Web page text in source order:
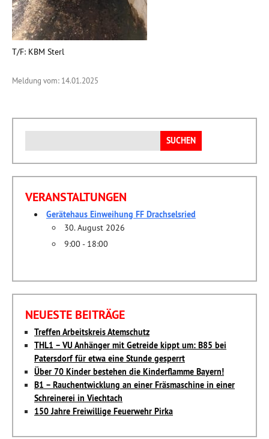
T/F: KBM Sterl
Meldung vom: 14.01.2025
nach:
VERANSTALTUNGEN
Gerätehaus Einweihung FF Drachselsried
30. August 2026
9:00 - 18:00
NEUESTE BEITRÄGE
Treffen Arbeitskreis Atemschutz
THL1 – VU Anhänger mit Getreide kippt um: B85 bei
Patersdorf für etwa eine Stunde gesperrt
Über 70 Kinder bestehen die Kinderflamme Bayern!
B1 – Rauchentwicklung an einer Fräsmaschine in einer
Schreinerei in Viechtach
150 Jahre Freiwillige Feuerwehr Pirka